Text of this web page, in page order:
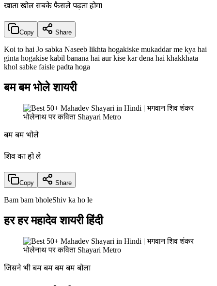
खाता खोल सबके फैसले पढ़ता होगा
Copy Share
Koi to hai Jo sabka Naseeb likhta hogakiske mukaddar me kya hai
ginta hogakise kabil banana hai aur kise kar dena hai khakkhata
khol sabke faisle padta hoga
बम बम भोले शायरी
बम बम भोले
शिव का हो ले
Copy Share
Bam bam bholeShiv ka ho le
हर हर महादेव शायरी हिंदी
जिसने भी बम बम बम बम बोला